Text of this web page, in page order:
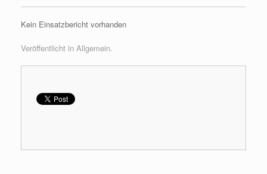
Kein Einsatzbericht vorhanden
Veröffentlicht in Allgemein.